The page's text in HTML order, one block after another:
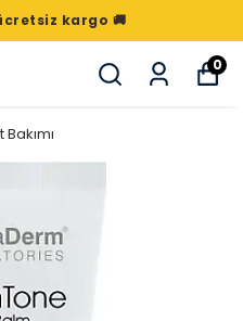
kargo 🚚
0
Bakımı